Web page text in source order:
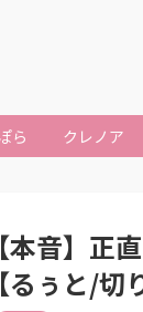
ら クレノア
【本音】正
【るぅと/切